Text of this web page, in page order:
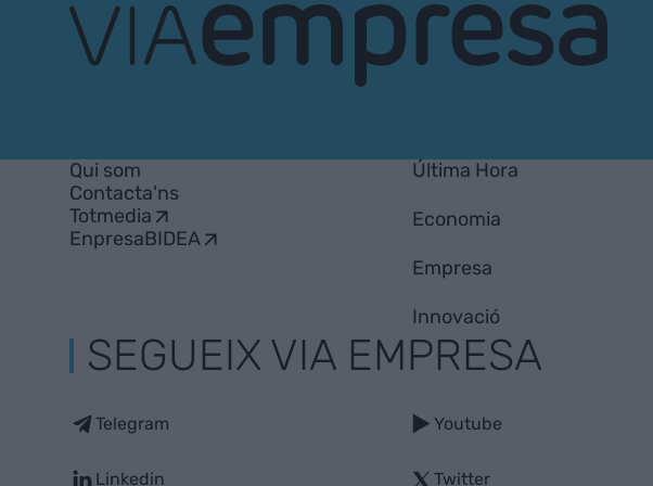
Qui som
Contacta'ns
Totmedia
EnpresaBIDEA
Última Hora
Economia
Empresa
Innovació
SEGUEIX VIA EMPRESA
Telegram
Linkedin
Youtube
Twitter